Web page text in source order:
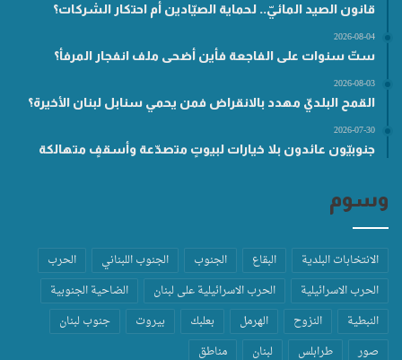
قانون الصيد المائيّ.. لحماية الصيّادين أم احتكار الشركات؟
2026-08-04
ستّ سنوات على الفاجعة فأين أضحى ملف انفجار المرفأ؟
2026-08-03
القمح البلديّ مهدد بالانقراض فمن يحمي سنابل لبنان الأخيرة؟
2026-07-30
جنوبيّون عائدون بلا خيارات لبيوتٍ متصدّعة وأسقفٍ متهالكة
وسوم
الانتخابات البلدية البقاع الجنوب الجنوب اللبناني
الحرب
الحرب الاسرائيلية
الحرب الاسرائيلية على لبنان
الضاحية الجنوبية
النبطية
النزوح الهرمل بعلبك بيروت
جنوب لبنان
صور
طرابلس لبنان مناطق